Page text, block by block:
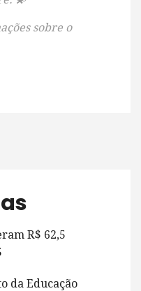
sobre o
R$ 62,5
da Educação